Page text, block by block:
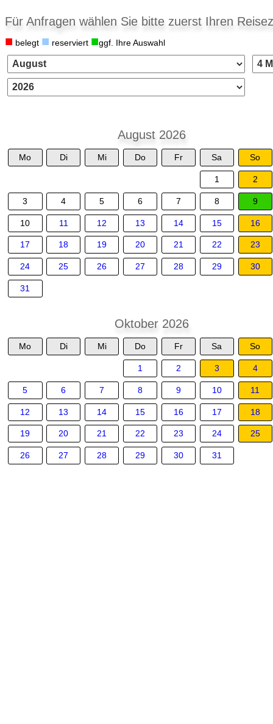
Für Anfragen wählen Sie bitte zuerst Ihren
■ belegt ■ reserviert ■ggf. Ihre Auswahl
August 2026
Mo Di Mi Do Fr Sa So
1 2
3 4 5 6 7 8 9
10 11 12 13 14 15 16
17 18 19 20 21 22 23
24 25 26 27 28 29 30
31
Oktober 2026
Mo Di Mi Do Fr Sa So
1 2 3 4
5 6 7 8 9 10 11
12 13 14 15 16 17 18
19 20 21 22 23 24 25
26 27 28 29 30 31